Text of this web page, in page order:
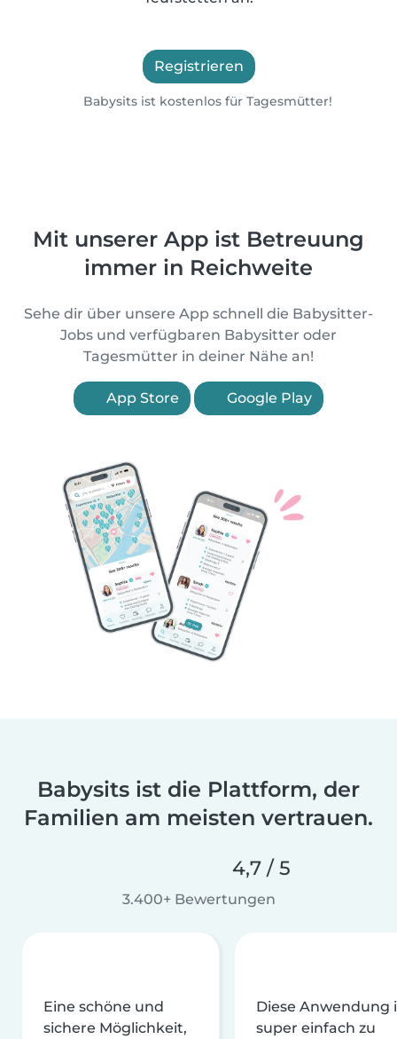
Registrieren
Babysits ist kostenlos für Tagesmütter!
Mit unserer App ist Betreuung
immer in Reichweite
Sehe dir über unsere App schnell die Babysitter-
Jobs und verfügbaren Babysitter oder
Tagesmütter in deiner Nähe an!
App Store Google Play
Babysits ist die Plattform, der
Familien am meisten vertrauen.
4,7 / 5
3.400+ Bewertungen
Eine schöne und
sichere Möglichkeit,
Diese Anwendung
super einfach zu